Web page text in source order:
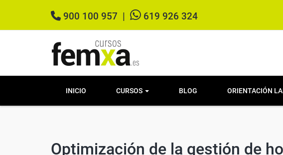
900 100 957 619 926 324
INICIO CURSOS BLOG ORIENTACIÓN
Optimización de la gestión de